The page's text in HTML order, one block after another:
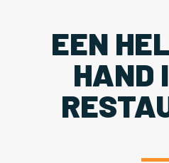
EEN
HAND